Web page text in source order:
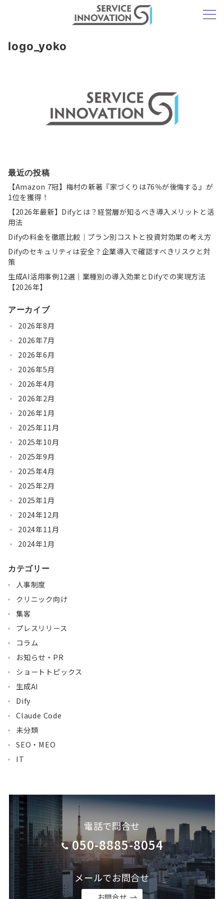
logo_yoko
最近の投稿
【Amazon 7冠】梅村の新著『家づくりは76％が後悔する』が
1位を獲得！
【2026年最新】Difyとは？経営層が知るべき導入メリットと活
用法
Difyの料金を徹底比較｜プラン別コストと投資対効果の考え方
Difyのセキュリティは安全？企業導入で確認すべきリスクと対
策
生成AI活用事例12選｜業種別の導入効果とDifyでの実現方法
【2026年】
アーカイブ
2026年8月
2026年7月
2026年6月
2026年5月
2026年4月
2026年2月
2026年1月
2025年11月
2025年10月
2025年9月
2025年4月
2025年2月
2025年1月
2024年12月
2024年11月
2024年1月
カテゴリー
人事制度
クリニック向け
集客
プレスリリース
コラム
お知らせ・PR
ショートトピックス
生成AI
Dify
Claude Code
未分類
SEO・MEO
IT
電話で問合せ
050-8885-8054
メールでお問合せ
お問合せ